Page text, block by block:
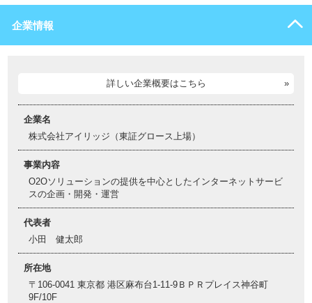
企業情報
詳しい企業概要はこちら
企業名
株式会社アイリッジ（東証グロース上場）
事業内容
O2Oソリューションの提供を中心としたインターネットサービ
スの企画・開発・運営
代表者
小田 健太郎
所在地
〒106-0041 東京都 港区麻布台1-11-9ＢＰＲプレイス神谷町
9F/10F